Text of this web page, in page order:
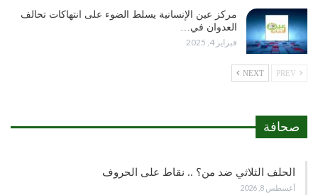
مركز عين الإنسانية يسلط الضوء على انتهاكات تحالف
العدوان في…
فبراير 4, 2025
NEXT
صحافة
الحلف الثلاثي ضد من؟ .. نقاط على الحروف
أغسطس 8, 2026